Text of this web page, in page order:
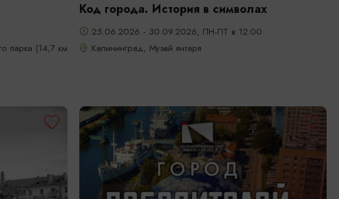
парка (14,7 км
Код города. История в символах
25.06.2026 - 30.09.2026, ПН-ПТ в 12:00
Калининград, Музей янтаря